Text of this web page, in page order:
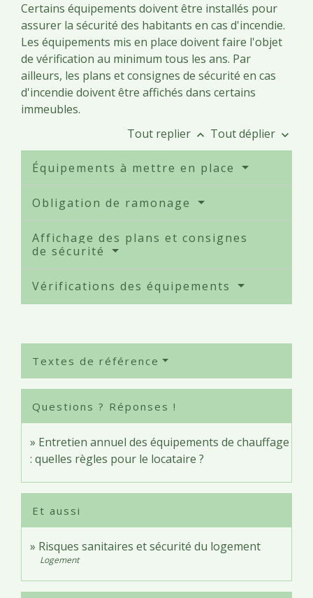
Certains équipements doivent être installés pour
assurer la sécurité des habitants en cas d'incendie.
Les équipements mis en place doivent faire l'objet
de vérification au minimum tous les ans. Par
ailleurs, les plans et consignes de sécurité en cas
d'incendie doivent être affichés dans certains
immeubles.
Tout replier keyboard_arrow_up Tout déplier keyboard_arrow_down
Équipements à mettre en place
Obligation de ramonage
Affichage des plans et consignes
de sécurité
Vérifications des équipements
Textes de référence
Questions ? Réponses !
Entretien annuel des équipements de chauffage
: quelles règles pour le locataire ?
Et aussi
Risques sanitaires et sécurité du logement
Logement